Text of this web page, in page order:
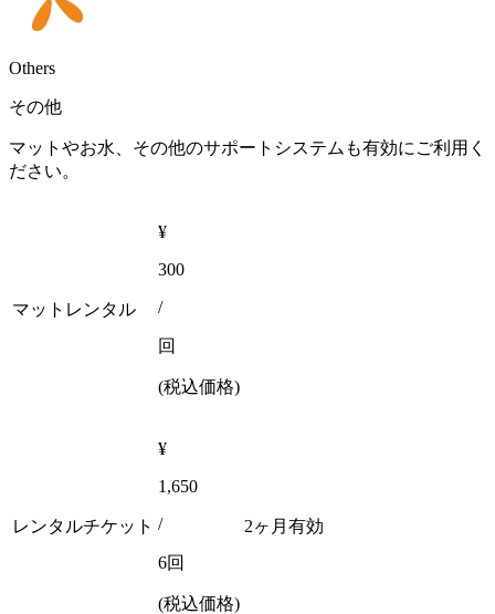
Others
その他
マットやお水、その他のサポートシステムも有効にご利用く
ださい。
マットレンタル
¥
300
/
回
(税込価格)
レンタルチケット
¥
1,650
/
6回
(税込価格)
2ヶ月有効